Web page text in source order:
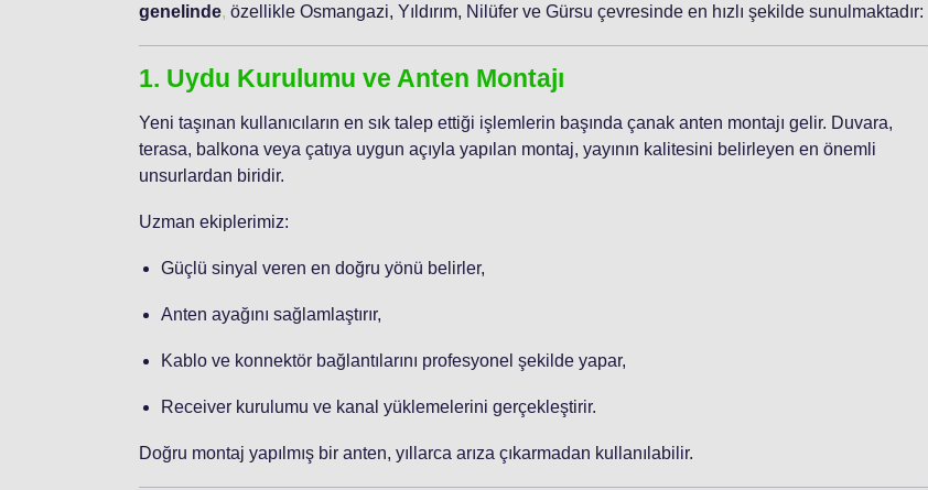
genelinde, özellikle Osmangazi, Yıldırım, Nilüfer ve Gürsu çevresinde en hızlı şekilde sunulmaktadır:
1. Uydu Kurulumu ve Anten Montajı
Yeni taşınan kullanıcıların en sık talep ettiği işlemlerin başında çanak anten montajı gelir. Duvara,
terasa, balkona veya çatıya uygun açıyla yapılan montaj, yayının kalitesini belirleyen en önemli
unsurlardan biridir.
Uzman ekiplerimiz:
Güçlü sinyal veren en doğru yönü belirler,
Anten ayağını sağlamlaştırır,
Kablo ve konnektör bağlantılarını profesyonel şekilde yapar,
Receiver kurulumu ve kanal yüklemelerini gerçekleştirir.
Doğru montaj yapılmış bir anten, yıllarca arıza çıkarmadan kullanılabilir.